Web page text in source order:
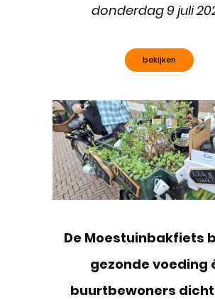
donderdag 9 juli
bekijken
De Moestuinbakfiets
gezonde voeding
buurtbewoners